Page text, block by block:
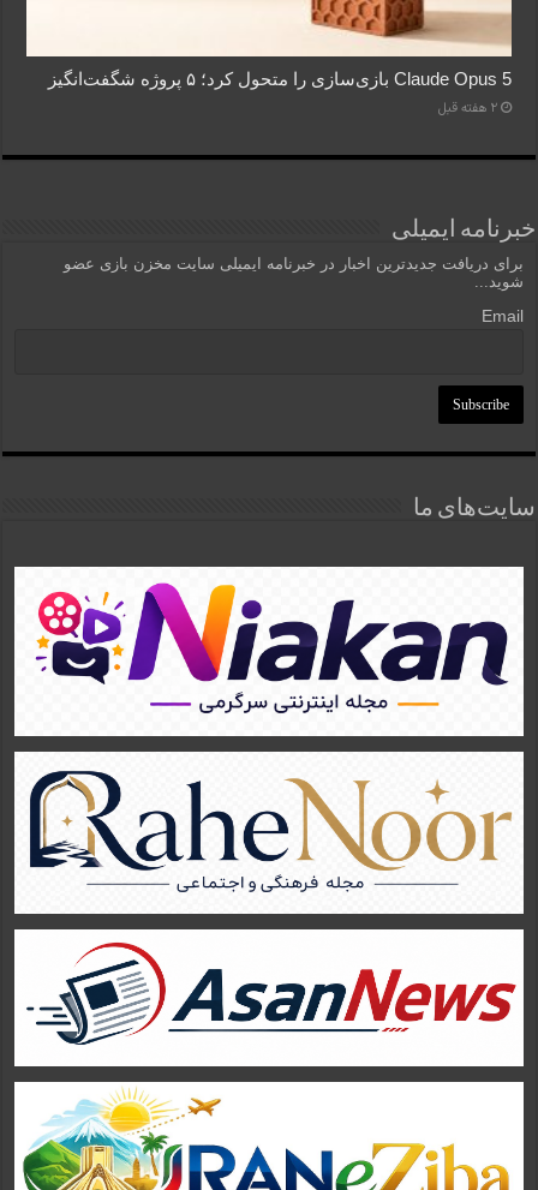
Claude Opus 5 بازی‌سازی را متحول کرد؛ ۵ پروژه شگفت‌انگیز
2 هفته قبل
خبرنامه ایمیلی
برای دریافت جدیدترین اخبار در خبرنامه ایمیلی سایت مخزن بازی عضو
شوید...
Email
سایت‌های ما